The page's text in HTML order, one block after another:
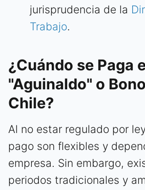
jurisprudencia de la
Trabajo.
¿Cuándo se Paga
"Aguinaldo" o
Chile?
Al no estar regulado por
pago son flexibles y
empresa. Sin embargo,
periodos tradicionales y